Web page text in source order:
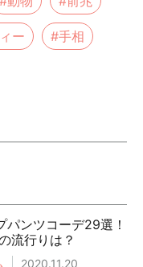
ー #手相
パンツコーデ29選！
流行りは？
2020.11.20